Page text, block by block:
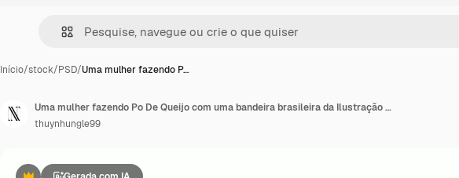
Início/stock/PSD/Uma mulher fazendo P…
Uma mulher fazendo Po De Queijo com uma bandeira brasileira da Ilustração I Vida e Cultura Brasileira
thuynhungle99